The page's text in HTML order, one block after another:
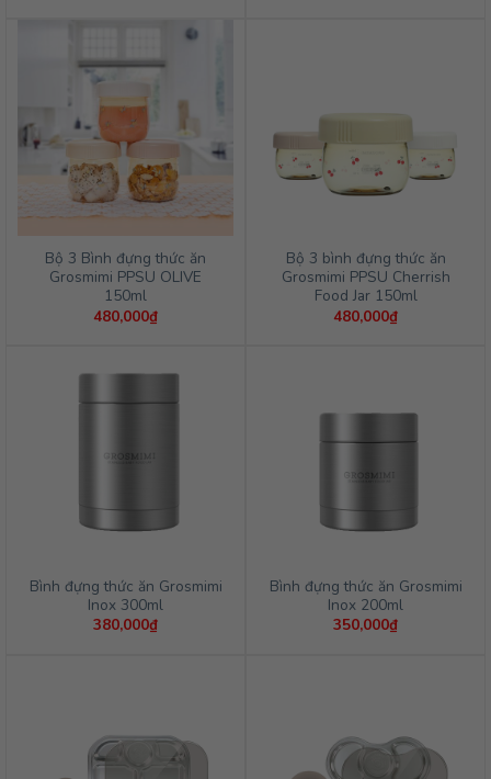
Bộ 3 Bình đựng thức ăn
Grosmimi PPSU OLIVE
150ml
480,000₫
Bộ 3 bình đựng thức ăn
Grosmimi PPSU Cherrish
Food Jar 150ml
480,000₫
Bình đựng thức ăn Grosmimi
Inox 300ml
380,000₫
Bình đựng thức ăn Grosmimi
Inox 200ml
350,000₫